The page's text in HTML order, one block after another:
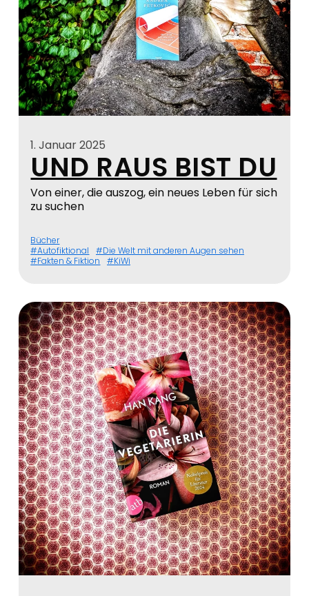
1. Januar 2025
UND RAUS BIST DU
Von einer, die auszog, ein neues Leben für sich
zu suchen
Bücher
Autofiktional
Die Welt mit anderen Augen sehen
Fakten & Fiktion
KiWi